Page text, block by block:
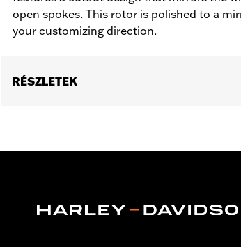
open spokes. This rotor is polished to a
your customizing direction.
RÉSZLETEK
Position On Bike:Front
In the Box:Rotor and chrome installation